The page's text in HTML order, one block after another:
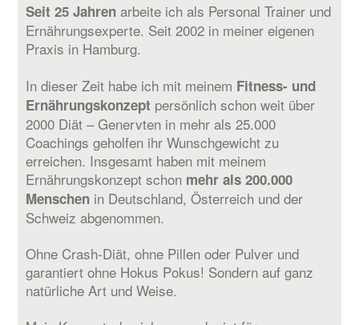
Seit 25 Jahren arbeite ich als Personal Trainer und
Ernährungsexperte. Seit 2002 in meiner eigenen
Praxis in Hamburg.
In dieser Zeit habe ich mit meinem Fitness- und
Ernährungskonzept persönlich schon weit über
2000 Diät – Genervten in mehr als 25.000
Coachings geholfen ihr Wunschgewicht zu
erreichen. Insgesamt haben mit meinem
Ernährungskonzept schon mehr als 200.000
Menschen in Deutschland, Österreich und der
Schweiz abgenommen.
Ohne Crash-Diät, ohne Pillen oder Pulver und
garantiert ohne Hokus Pokus! Sondern auf ganz
natürliche Art und Weise.